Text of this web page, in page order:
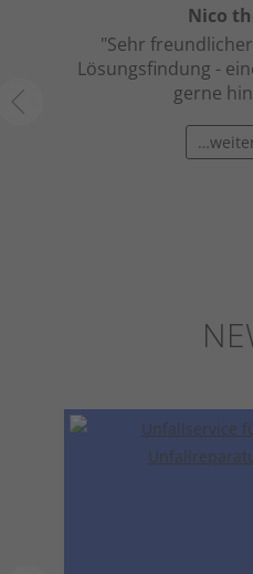
Nico
"Sehr
Lösungsfindung -
gerne